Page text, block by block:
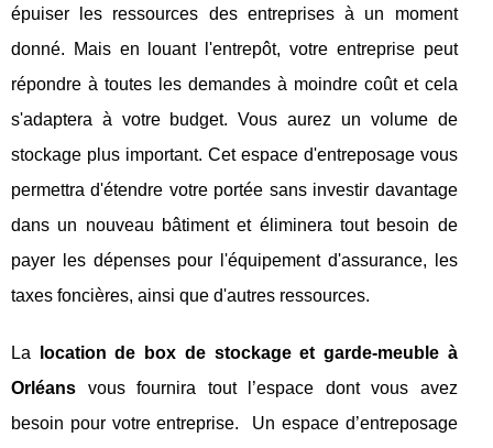
épuiser les ressources des entreprises à un moment
donné. Mais en louant l'entrepôt, votre entreprise peut
répondre à toutes les demandes à moindre coût et cela
s'adaptera à votre budget. Vous aurez un volume de
stockage plus important. Cet espace d'entreposage vous
permettra d'étendre votre portée sans investir davantage
dans un nouveau bâtiment et éliminera tout besoin de
payer les dépenses pour l'équipement d'assurance, les
taxes foncières, ainsi que d'autres ressources.
La
location de box de stockage et garde-meuble à
Orléans vous fournira tout l’espace dont vous avez
besoin pour votre entreprise. Un espace d’entreposage